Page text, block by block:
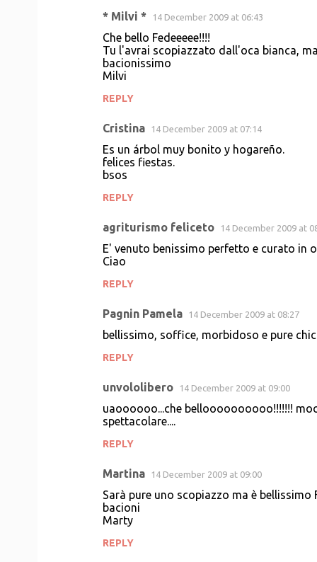
* Milvi * 14 December 2009 at 06:43
Che bello Fedeeeee!!!!
Tu l'avrai scopiazzato dall'oca bianca,
bacionissimo
Milvi
REPLY
Cristina 14 December 2009 at 07:14
Es un árbol muy bonito y hogareño.
felices fiestas.
bsos
REPLY
agriturismo feliceto 14 December 2009 at
E' venuto benissimo perfetto e curato in
Ciao
REPLY
Pagnin Pamela 14 December 2009 at 08:27
bellissimo, soffice, morbidoso e pure
REPLY
unvololibero 14 December 2009 at 09:00
uaoooooo...che belloooooooooo!!!!!!!
spettacolare....
REPLY
Martina 14 December 2009 at 09:00
Sarà pure uno scopiazzo ma è
bacioni
Marty
REPLY